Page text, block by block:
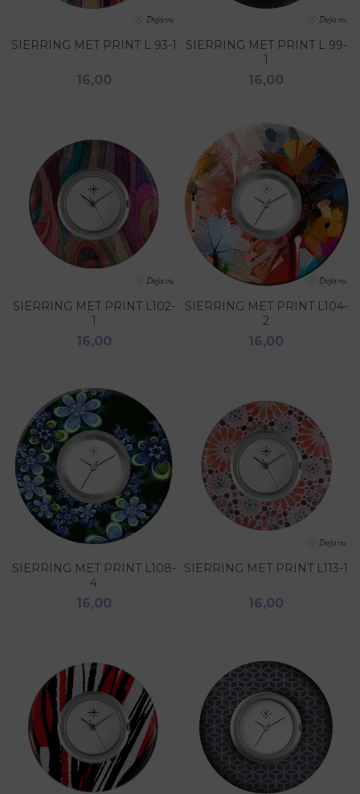
SIERRING MET PRINT L 93-1
16,00
SIERRING MET PRINT L 99-
1
16,00
SIERRING MET PRINT L102-
1
16,00
SIERRING MET PRINT L104-
2
16,00
SIERRING MET PRINT L108-
4
16,00
SIERRING MET PRINT L113-1
16,00